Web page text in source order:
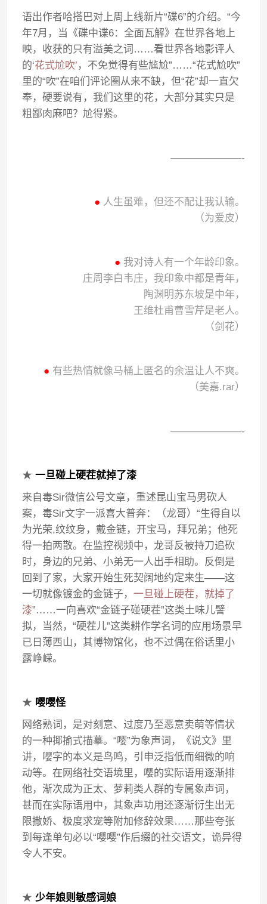
语出作者哈搭巴对上周上线新片“碟6”的介绍。“今
年7月，当《碟中谍6：全面瓦解》在世界各地上
映，收获的只有溢美之词……看世界各地影评人
的‘花式尬吹’ ，不免觉得有些尴尬”……“花式尬吹”
里的“吹”在咱们评论圈从来不缺，但“花”却一直欠
奉，硬要说有，我们这里的花，大部分其实只是
粗鄙肉麻吧？尬得紧。
———————-
● 人生虽难，但还不配让我认输。
（为爱皮）
● 我对诗人有一个年龄印象。
庄周李白韦庄，我印象中都是青年，
陶渊明苏东坡是中年，
王维杜甫曹雪芹是老人。
（剑花）
● 有些热情就像马桶上匿名的余温让人不爽。
（美嘉.rar）
———————-
★ 一旦碰上硬茬就掉了漆
来自毒Sir微信公号文章，重述昆山宝马男砍人
案，毒Sir文字一派喜大普奔：（龙哥）“生得自以
为光荣,纹纹身，戴金链，开宝马，拜兄弟；他死
得一拍两散。在监控视频中，龙哥反被持刀追砍
时，身边的兄弟、小弟无一人出手相助。反倒是
回到了家，大家开始生死契阔地约定来生——这
一切就像镀金的金链子，一旦碰上硬茬，就掉了
漆”……一向喜欢“金链子碰硬茬”这类土味儿譬
拟，当然，“硬茬儿”这类耕作学名词的应用场景早
已日薄西山，其博物馆化，也不过偶在俗话里小
露峥嵘。
★ 嘤嘤怪
网络熟词，是对刻意、过度乃至恶意卖萌等情状
的一种揶揄式描摹。“嘤”为象声词，《说文》里
讲，嘤字的本义是鸟鸣，引申泛指低而细微的响
动等。在网络社交语境里，嘤的实际语用逐渐排
他，渐次成为正太、萝莉类人群的专属象声词，
甚而在实际语用中，其象声功用还逐渐衍生出无
限撒娇、极度求宠等附加修辞效果……那些夸张
到每逢单句必以“嘤嘤”作后缀的社交语文，诡异得
令人不安。
★少年娘则敏感词娘